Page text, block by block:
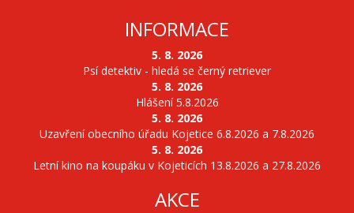
INFORMACE
5. 8. 2026
Psí detektiv - hledá se černý retriever
5. 8. 2026
Hlášení 5.8.2026
5. 8. 2026
Uzavření obecního úřadu Kojetice 6.8.2026 a 7.8.2026
5. 8. 2026
Letní kino na koupáku v Kojeticích 13.8.2026 a 27.8.2026
AKCE